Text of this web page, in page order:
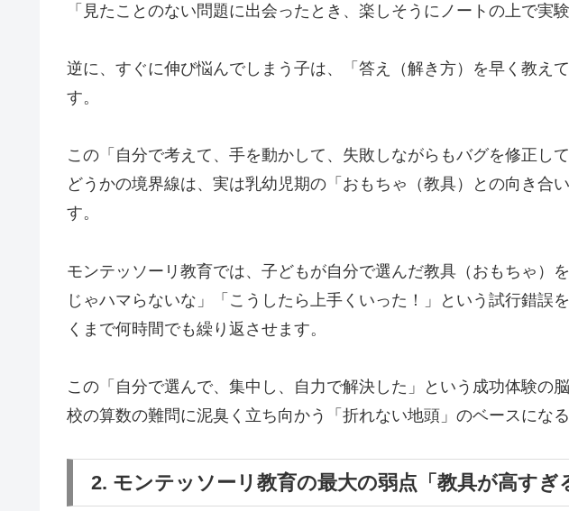
「見たことのない問題に出会ったとき、楽しそうにノートの上で実
逆に、すぐに伸び悩んでしまう子は、「答え（解き方）を早く教え
す。
この「自分で考えて、手を動かして、失敗しながらもバグを修正し
どうかの境界線は、実は乳幼児期の「おもちゃ（教具）との向き合
す。
モンテッソーリ教育では、子どもが自分で選んだ教具（おもちゃ）
じゃハマらないな」「こうしたら上手くいった！」という試行錯誤
くまで何時間でも繰り返させます。
この「自分で選んで、集中し、自力で解決した」という成功体験の
校の算数の難問に泥臭く立ち向かう「折れない地頭」のベースになる
2. モンテッソーリ教育の最大の弱点「教具が高すぎ